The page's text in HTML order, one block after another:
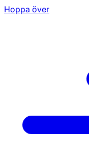
Hoppa över